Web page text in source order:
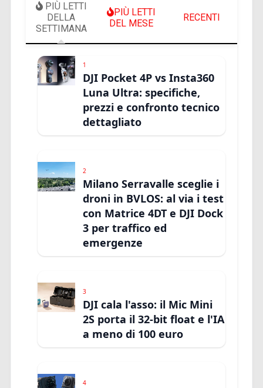
PIÙ LETTI
DELLA
SETTIMANA
PIÙ LETTI
DEL MESE
RECENTI
1
DJI Pocket 4P vs Insta360
Luna Ultra: specifiche,
prezzi e confronto tecnico
dettagliato
2
Milano Serravalle sceglie i
droni in BVLOS: al via i test
con Matrice 4DT e DJI Dock
3 per traffico ed
emergenze
3
DJI cala l'asso: il Mic Mini
2S porta il 32-bit float e l'IA
a meno di 100 euro
4